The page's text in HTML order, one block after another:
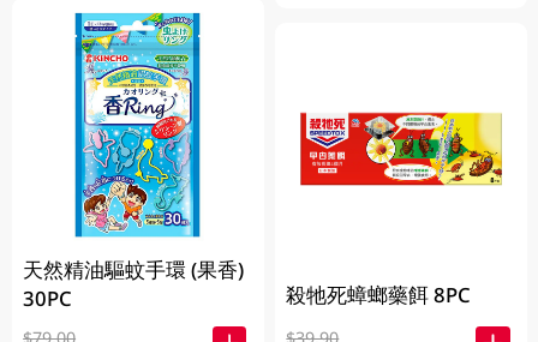
天然精油驅蚊手環 (果香)
30PC
殺牠死蟑螂藥餌 8PC